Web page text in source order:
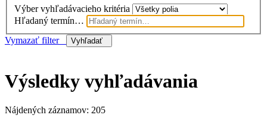
Výber vyhľadávacieho kritéria
Hľadaný termín…
Vymazať filter
Vyhľadať
Výsledky vyhľadávania
Nájdených záznamov: 205